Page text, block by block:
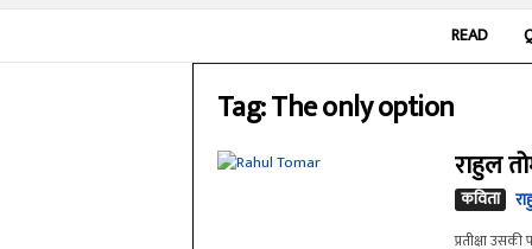
READ
Tag: The only option
राहुल
कविता
प्रतीक्षा